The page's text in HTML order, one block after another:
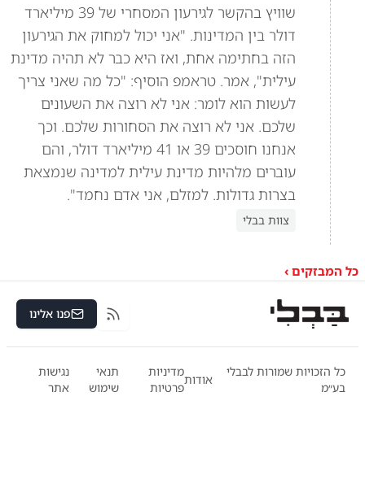
שוויץ בהקשר לגירעון המסחרי של 39 מיליארד
דולר בין המדינות. "אני יכול למחוק את הגירעון
הזה בחתימה אחת, ואז היא כבר לא תהיה מדינת
עילית", אמר. טראמפ הוסיף: "כל מה שאני צריך
לעשות הוא לומר: אני לא רוצה את השעונים
שלכם. אני לא רוצה את הסחורות שלכם. וכך
אנחנו חוסכים 39 או 41 מיליארד דולר, והם
עוברים מלהיות מדינת עילית למדינה שנמצאת
בצרות גדולות. למזלם, אני אדם נחמד".
צוות בבלי
כל המבזקים ›
RSS פנו אלינו
כל הזכויות שמורות לבבלי
בע״מ
אודות
מדיניות
פרטיות
תנאי
שימוש
נגישות
אתר